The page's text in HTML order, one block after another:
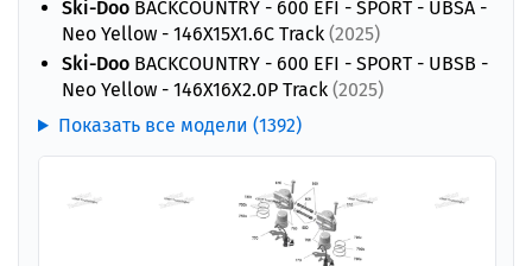
Ski-Doo BACKCOUNTRY - 600 EFI - SPORT - UBSA -
Neo Yellow - 146X15X1.6C Track (2025)
Ski-Doo BACKCOUNTRY - 600 EFI - SPORT - UBSB -
Neo Yellow - 146X16X2.0P Track (2025)
Показать все модели (1392)